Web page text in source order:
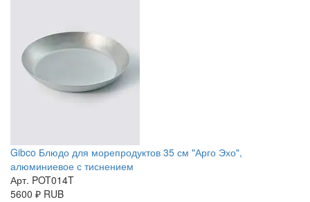
Gibco Блюдо для морепродуктов 35 см "Арго Эхо",
алюминиевое с тиснением
Арт. POT014T
5600 ₽ RUB